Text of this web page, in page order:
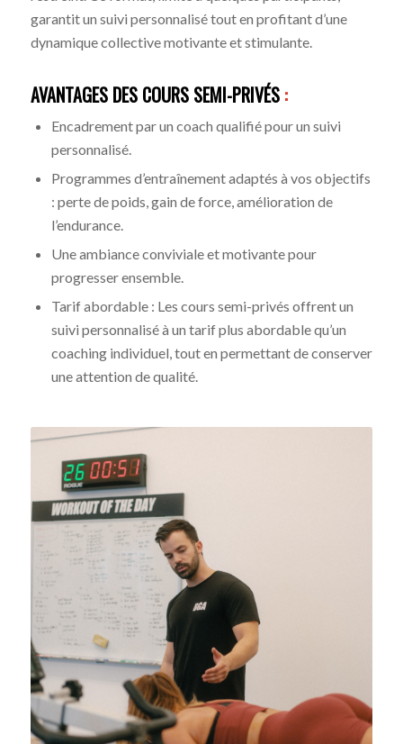
garantit un suivi personnalisé tout en profitant d’une
dynamique collective motivante et stimulante.
AVANTAGES DES COURS SEMI-PRIVÉS :
Encadrement par un coach qualifié pour un suivi
personnalisé.
Programmes d’entraînement adaptés à vos objectifs
: perte de poids, gain de force, amélioration de
l’endurance.
Une ambiance conviviale et motivante pour
progresser ensemble.
Tarif abordable : Les cours semi-privés offrent un
suivi personnalisé à un tarif plus abordable qu’un
coaching individuel, tout en permettant de conserver
une attention de qualité.